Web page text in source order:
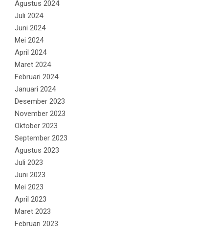
Agustus 2024
Juli 2024
Juni 2024
Mei 2024
April 2024
Maret 2024
Februari 2024
Januari 2024
Desember 2023
November 2023
Oktober 2023
September 2023
Agustus 2023
Juli 2023
Juni 2023
Mei 2023
April 2023
Maret 2023
Februari 2023